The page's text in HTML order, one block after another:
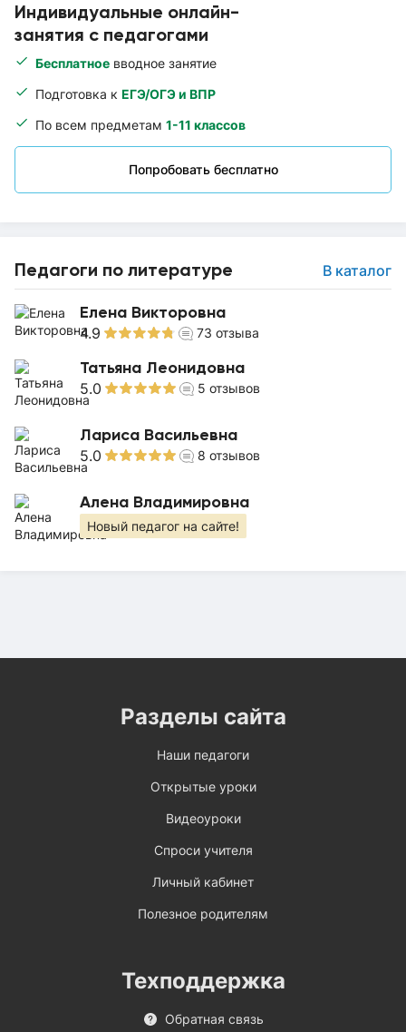
Индивидуальные онлайн-
занятия с педагогами
Бесплатное вводное занятие
Подготовка к ЕГЭ/ОГЭ и ВПР
По всем предметам 1-11 классов
Попробовать бесплатно
Педагоги по литературе В каталог
Елена Викторовна
4.9 73 отзыва
Татьяна Леонидовна
5.0 5 отзывов
Лариса Васильевна
5.0 8 отзывов
Алена Владимировна
Новый педагог на сайте!
Разделы сайта
Наши педагоги
Открытые уроки
Видеоуроки
Спроси учителя
Личный кабинет
Полезное родителям
Техподдержка
Обратная связь